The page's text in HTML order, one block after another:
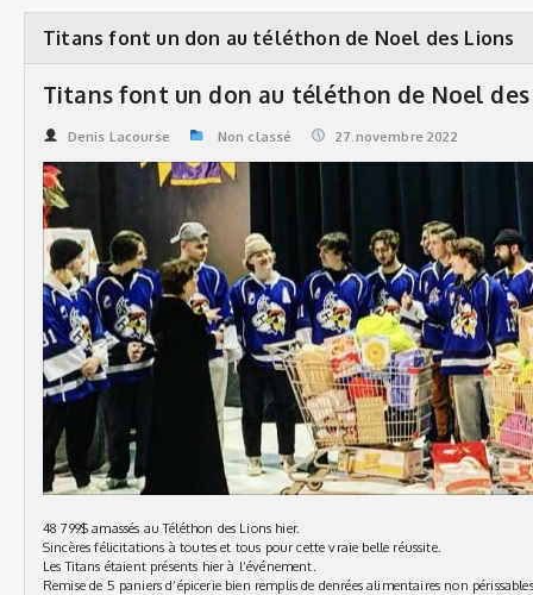
GALERIE PHOTOS
STATISTIQUES
ORGANISATION
CALENDRIER
COMMANDITAIRES
STATISTIQUES DE LA LIGUE
Titans font un don au téléthon de Noel des Lions
Titans font un don au téléthon de Noel des
Denis Lacourse Non classé 27.novembre 2022
48 799$ amassés au Téléthon des Lions hier.
Sincères félicitations à toutes et tous pour cette vraie belle réussite.
Les Titans étaient présents hier à l’événement.
Remise de 5 paniers d’épicerie bien remplis de denrées alimentaires non